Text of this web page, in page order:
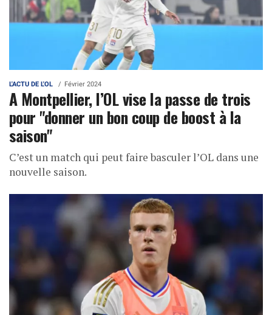
L'ACTU DE L'OL Février 2024
A Montpellier, l’OL vise la passe de trois
pour "donner un bon coup de boost à la
saison"
C’est un match qui peut faire basculer l’OL dans une
nouvelle saison.